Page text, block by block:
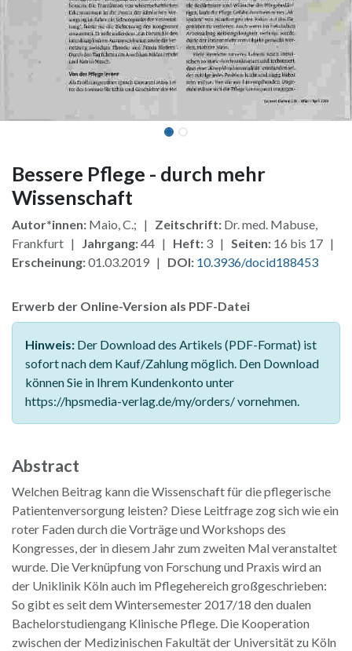
Bessere Pflege - durch mehr
Wissenschaft
Autor*innen: Maio, C.; | Zeitschrift: Dr. med. Mabuse,
Frankfurt | Jahrgang:44 | Heft: 3 | Seiten: 16 bis 17 |
Erscheinung:01.03.2019 | DOI: 10.3936/docid188453
Erwerb der Online-Version als PDF-Datei
Hinweis: Der Download des Artikels (PDF-Format) ist
sofort nach dem Kauf/Zahlung möglich. Den Download
können Sie in Ihrem Kundenkonto unter
https://hpsmedia-verlag.de/my/orders/ vornehmen.
Abstract
Welchen Beitrag kann die Wissenschaft für die pflegerische
Patientenversorgung leisten? Diese Leitfrage zog sich wie ein
roter Faden durch die Vorträge und Workshops des
Kongresses, der in diesem Jahr zum zweiten Mal veranstaltet
wurde. Die Verknüpfung von Forschung und Praxis wird an
der Uniklinik Köln auch im Pflegehereich großgeschrieben:
So gibt es seit dem Wintersemester 2017/18 den dualen
Bachelorstudiengang Klinische Pflege. Die Kooperation
zwischen der Medizinischen Fakultät der Universität zu Köln